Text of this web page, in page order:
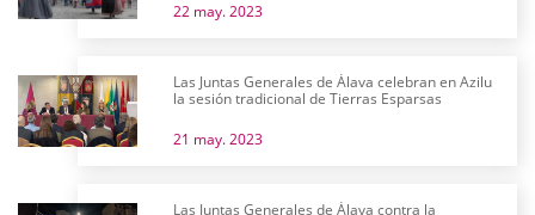
22 may. 2023
Las Juntas Generales de Álava celebran en Azilu
la sesión tradicional de Tierras Esparsas
21 may. 2023
Las Juntas Generales de Álava contra la